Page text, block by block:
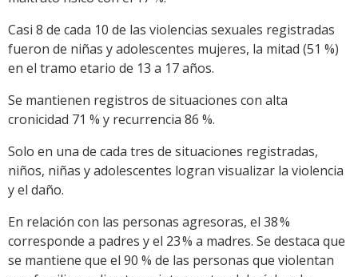
Casi 8 de cada 10 de las violencias sexuales registradas
fueron de niñas y adolescentes mujeres, la mitad (51 %)
en el tramo etario de 13 a 17 años.
Se mantienen registros de situaciones con alta
cronicidad 71 % y recurrencia 86 %.
Solo en una de cada tres de situaciones registradas,
niños, niñas y adolescentes logran visualizar la violencia
y el daño.
En relación con las personas agresoras, el 38 %
corresponde a padres y el 23 % a madres. Se destaca que
se mantiene que el 90 % de las personas que violentan